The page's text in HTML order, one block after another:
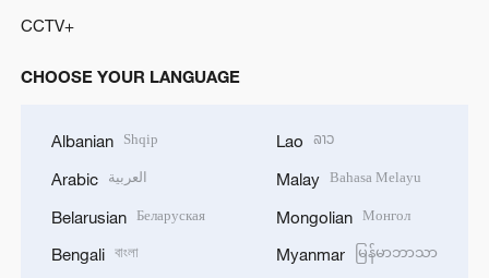
CCTV+
CHOOSE YOUR LANGUAGE
Albanian Shqip
Arabic العربية
Belarusian Беларуская
Bengali বাংলা
Lao ລາວ
Malay Bahasa Melayu
Mongolian Монгол
Myanmar မြန်မာဘာသာ